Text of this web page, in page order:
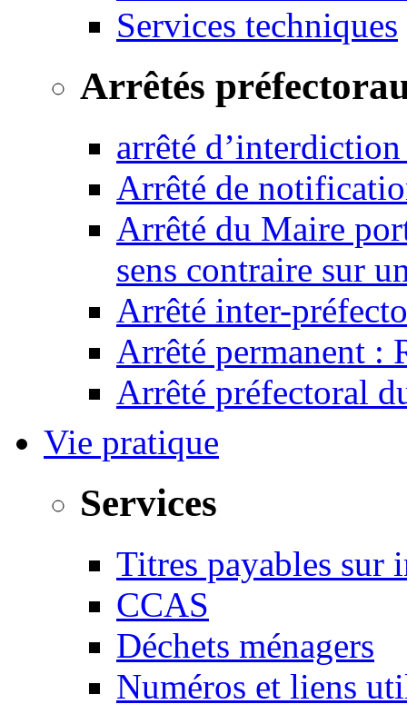
Services techniques
Arrêtés
arrêté
Arrêté de
Arrêté du Maire
sens contraire sur
Arrêté inter-
Arrêté permanent :
Arrêté préfectoral
Vie pratique
Services
Titres payables sur
CCAS
Déchets ménagers
Numéros et liens